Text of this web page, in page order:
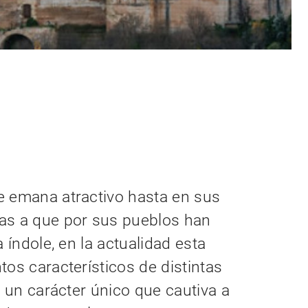
emana atractivo hasta en sus
a que por sus pueblos han
en la actualidad esta
característicos de distintas
carácter único que cautiva a